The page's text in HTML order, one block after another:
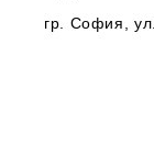
гр. София ,